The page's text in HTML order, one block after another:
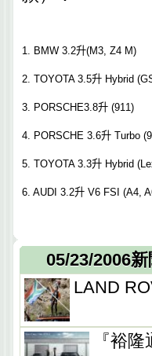
1. BMW 3.2升(M3, Z4 M)
2. TOYOTA 3.5升 Hybrid
3. PORSCHE3.8升 (911)
4. PORSCHE 3.6升 Turbo
5. TOYOTA 3.3升 Hybrid
6. AUDI 3.2升 V6 FSI (A4,
05/23/2006新
LAND
『裕